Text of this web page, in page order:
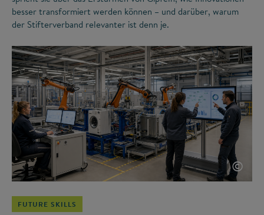
besser transformiert werden können – und darüber, warum
der Stifterverband relevanter ist denn je.
©
FUTURE SKILLS